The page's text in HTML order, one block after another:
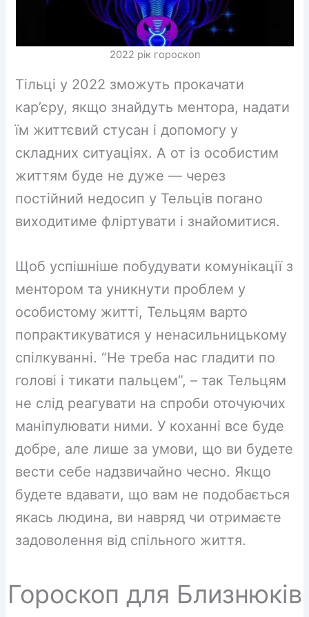
2022 рік гороскоп
Тільці у 2022 зможуть прокачати
кар’єру, якщо знайдуть ментора, надати
їм життєвий стусан і допомогу у
складних ситуаціях. А от із особистим
життям буде не дуже — через
постійний недосип у Тельців погано
виходитиме фліртувати і знайомитися.
Щоб успішніше побудувати комунікації з
ментором та уникнути проблем у
особистому житті, Тельцям варто
попрактикуватися у ненасильницькому
спілкуванні. “Не треба нас гладити по
голові і тикати пальцем”, – так Тельцям
не слід реагувати на спроби оточуючих
маніпулювати ними. У коханні все буде
добре, але лише за умови, що ви будете
вести себе надзвичайно чесно. Якщо
будете вдавати, що вам не подобається
якась людина, ви навряд чи отримаєте
задоволення від спільного життя.
Гороскоп для Близнюків